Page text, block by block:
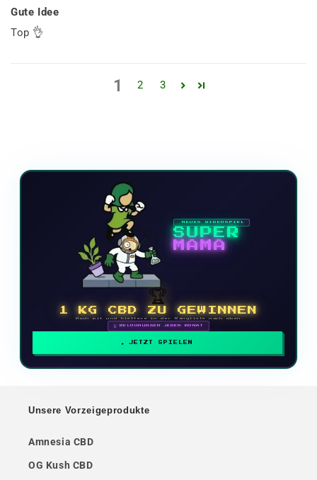
Gute Idee
Top 👌
1 2 3
NEUES VIDEOSPIEL
SUPER
MAMA
🏆
1 KG CBD ZU GEWINNEN
Mach mit und klettere in der Rangliste nach oben
🗓 BELOHNUNGEN JEDEN MONAT
JETZT SPIELEN
Unsere Vorzeigeprodukte
Amnesia CBD
OG Kush CBD